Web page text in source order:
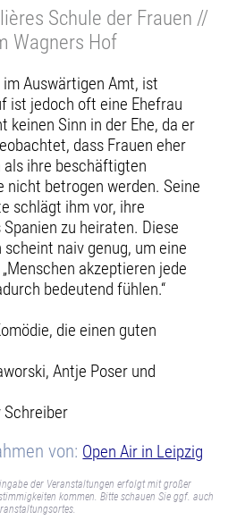
Schule der Frauen //
Wagners Hof
Auswärtigen Amt, ist
ist jedoch oft eine Ehefrau
keinen Sinn in der Ehe, da er
dass Frauen eher
als ihre beschäftigten
nicht betrogen werden. Seine
schlägt ihm vor, ihre
zu heiraten. Diese
naiv genug, um eine
akzeptieren jede
bedeutend fühlen.“
die einen guten
Antje Poser und
Schreiber
von: Open Air in Leipzig
der Veranstaltungen erfolgt mit großer
kommen. Bitte schauen Sie ggf. auch